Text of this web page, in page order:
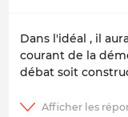
Dans l'idéal , il
courant de la
débat soit